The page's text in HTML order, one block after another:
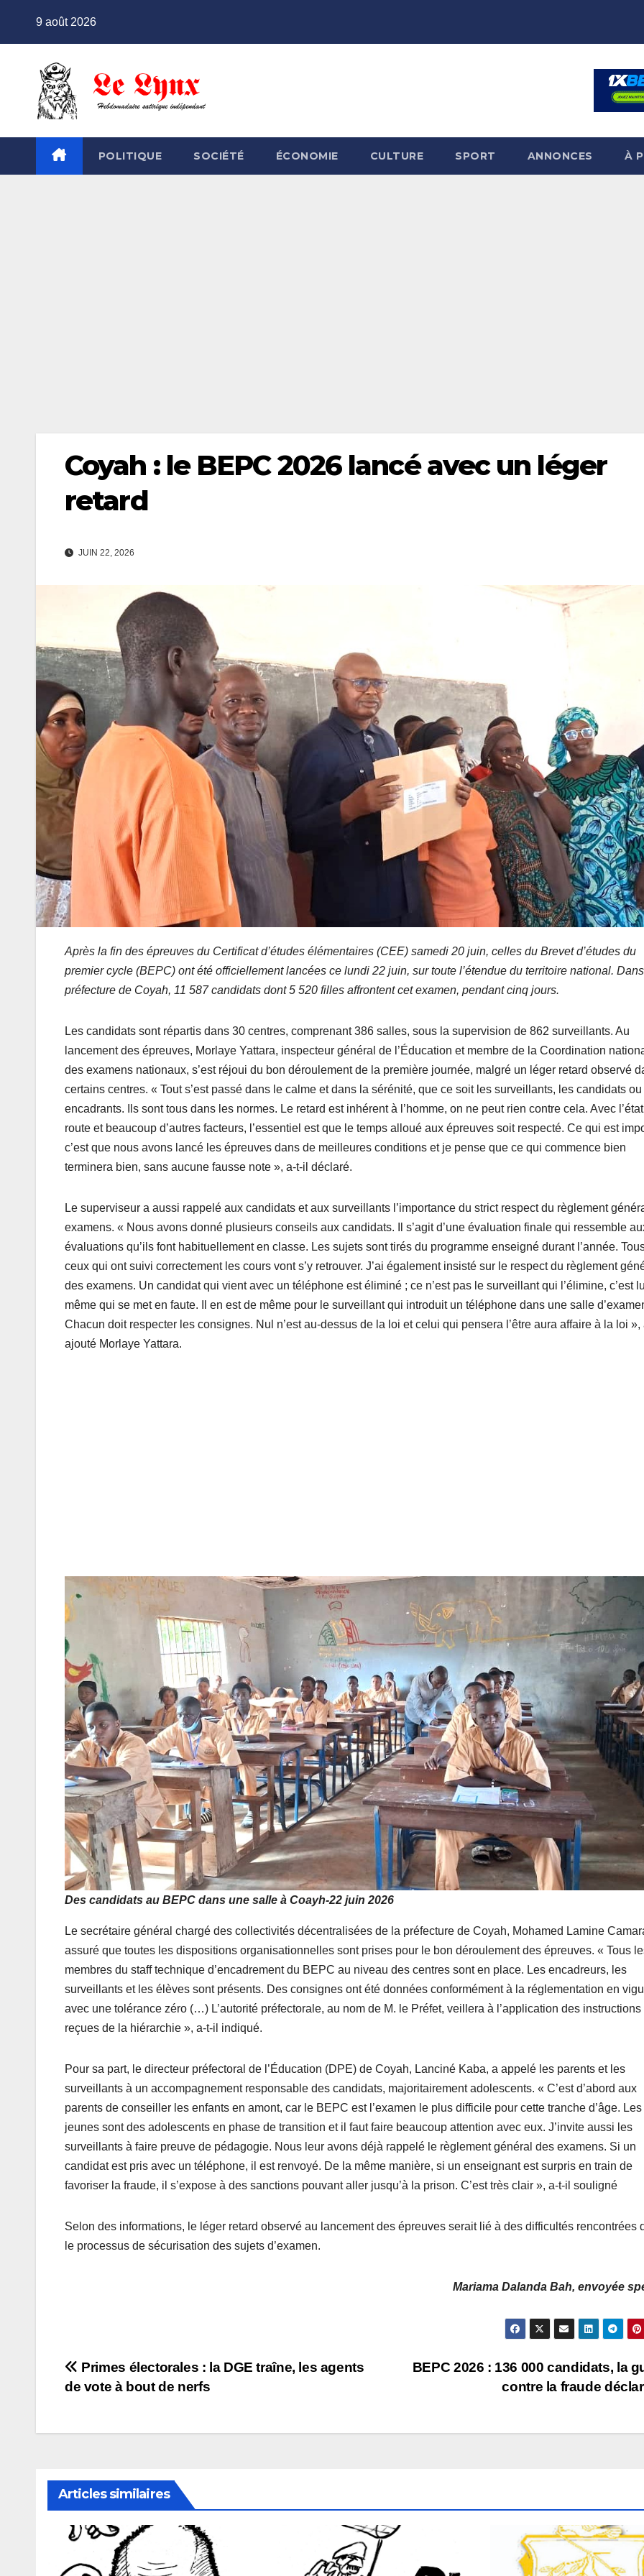
9 août 2026
POLITIQUE SOCIÉTÉ ÉCONOMIE CULTURE SPORT ANNONCES À
Coyah : le BEPC 2026 lancé avec un léger
retard
JUIN 22, 2026
Après la fin des épreuves du Certificat d’études élémentaires (CEE) samedi 20 juin, celles du Brevet d’études du
premier cycle (BEPC) ont été officiellement lancées ce lundi 22 juin, sur toute l’étendue du territoire national.
préfecture de Coyah, 11 587 candidats dont 5 520 filles affrontent cet examen, pendant cinq jours.
Les candidats sont répartis dans 30 centres, comprenant 386 salles, sous la supervision de 862 surveillants. Au
lancement des épreuves, Morlaye Yattara, inspecteur général de l’Éducation et membre de la Coordination
des examens nationaux, s’est réjoui du bon déroulement de la première journée, malgré un léger retard observé
certains centres. « Tout s’est passé dans le calme et dans la sérénité, que ce soit les surveillants, les candidats
encadrants. Ils sont tous dans les normes. Le retard est inhérent à l’homme, on ne peut rien contre cela. Avec
route et beaucoup d’autres facteurs, l’essentiel est que le temps alloué aux épreuves soit respecté. Ce qui est
c’est que nous avons lancé les épreuves dans de meilleures conditions et je pense que ce qui commence bien
terminera bien, sans aucune fausse note », a-t-il déclaré.
Le superviseur a aussi rappelé aux candidats et aux surveillants l’importance du strict respect du règlement
examens. « Nous avons donné plusieurs conseils aux candidats. Il s’agit d’une évaluation finale qui ressemble
évaluations qu’ils font habituellement en classe. Les sujets sont tirés du programme enseigné durant l’année.
ceux qui ont suivi correctement les cours vont s’y retrouver. J’ai également insisté sur le respect du règlement
des examens. Un candidat qui vient avec un téléphone est éliminé ; ce n’est pas le surveillant qui l’élimine, c’est
même qui se met en faute. Il en est de même pour le surveillant qui introduit un téléphone dans une salle
Chacun doit respecter les consignes. Nul n’est au-dessus de la loi et celui qui pensera l’être aura affaire à la loi »,
ajouté Morlaye Yattara.
Des candidats au BEPC dans une salle à Coayh-22 juin 2026
Le secrétaire général chargé des collectivités décentralisées de la préfecture de Coyah, Mohamed Lamine
assuré que toutes les dispositions organisationnelles sont prises pour le bon déroulement des épreuves. « Tous
membres du staff technique d’encadrement du BEPC au niveau des centres sont en place. Les encadreurs, les
surveillants et les élèves sont présents. Des consignes ont été données conformément à la réglementation en
avec une tolérance zéro (…) L’autorité préfectorale, au nom de M. le Préfet, veillera à l’application des instructions
reçues de la hiérarchie », a-t-il indiqué.
Pour sa part, le directeur préfectoral de l’Éducation (DPE) de Coyah, Lanciné Kaba, a appelé les parents et les
surveillants à un accompagnement responsable des candidats, majoritairement adolescents. « C’est d’abord aux
parents de conseiller les enfants en amont, car le BEPC est l’examen le plus difficile pour cette tranche d’âge. Les
jeunes sont des adolescents en phase de transition et il faut faire beaucoup attention avec eux. J’invite aussi les
surveillants à faire preuve de pédagogie. Nous leur avons déjà rappelé le règlement général des examens. Si un
candidat est pris avec un téléphone, il est renvoyé. De la même manière, si un enseignant est surpris en train de
favoriser la fraude, il s’expose à des sanctions pouvant aller jusqu’à la prison. C’est très clair », a-t-il souligné
Selon des informations, le léger retard observé au lancement des épreuves serait lié à des difficultés rencontrées
le processus de sécurisation des sujets d’examen.
Mariama Dalanda Bah, envoyée
Navigation
l’article
BEPC 2026 : 136 000 candidats, la
contre la fraude
Primes électorales : la DGE traîne, les agents
de vote à bout de nerfs
Articles similaires